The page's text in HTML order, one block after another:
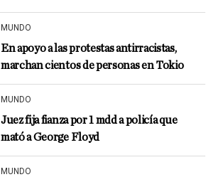
MUNDO
En apoyo a las protestas antirracistas,
marchan cientos de personas en Tokio
MUNDO
Juez fija fianza por 1 mdd a policía que
mató a George Floyd
MUNDO